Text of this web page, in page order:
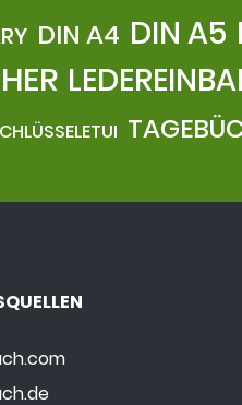
DIN A4 DIN A5